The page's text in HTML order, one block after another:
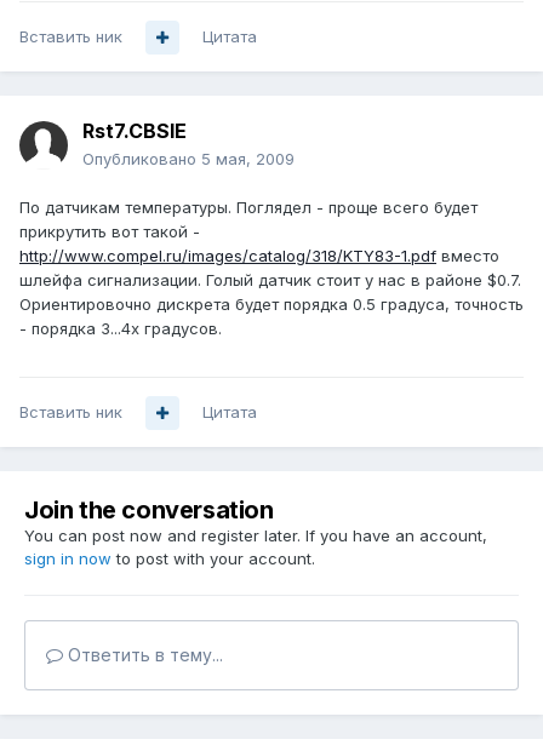
Вставить ник Цитата
Rst7.CBSIE
Опубликовано 5 мая, 2009
По датчикам температуры. Поглядел - проще всего будет
прикрутить вот такой -
http://www.compel.ru/images/catalog/318/KTY83-1.pdf вместо
шлейфа сигнализации. Голый датчик стоит у нас в районе $0.7.
Ориентировочно дискрета будет порядка 0.5 градуса, точность
- порядка 3...4х градусов.
Вставить ник Цитата
Join the conversation
You can post now and register later. If you have an account,
sign in now to post with your account.
Ответить в тему...